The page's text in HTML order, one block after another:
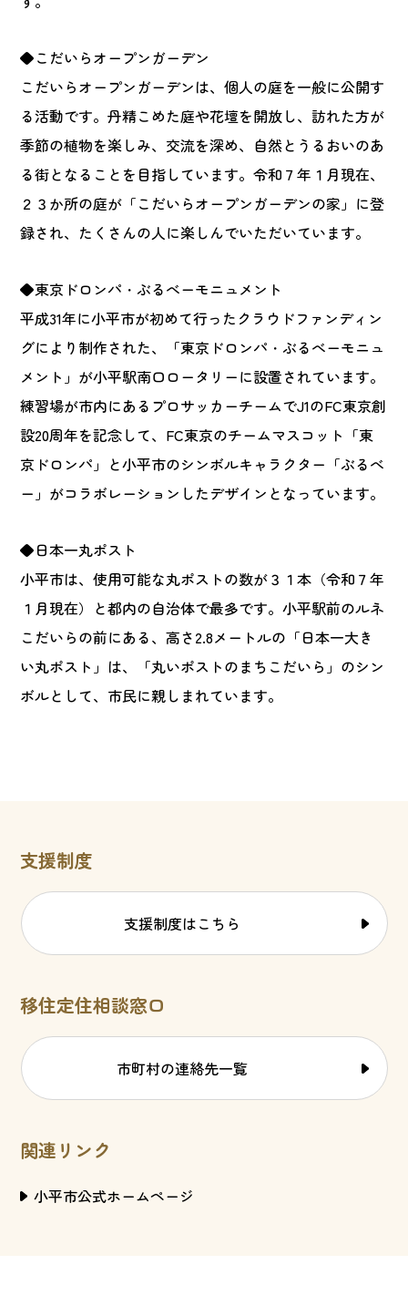
◆こだいらオープンガーデン
こだいらオープンガーデンは、個人の庭を一般に公開す
る活動です。丹精こめた庭や花壇を開放し、訪れた方が
季節の植物を楽しみ、交流を深め、自然とうるおいのあ
る街となることを目指しています。令和７年１月現在、
２３か所の庭が「こだいらオープンガーデンの家」に登
録され、たくさんの人に楽しんでいただいています。
◆東京ドロンパ・ぶるべーモニュメント
平成31年に小平市が初めて行ったクラウドファンディン
グにより制作された、「東京ドロンパ・ぶるべーモニュ
メント」が小平駅南口ロータリーに設置されています。
練習場が市内にあるプロサッカーチームでJ1のFC東京創
設20周年を記念して、FC東京のチームマスコット「東
京ドロンパ」と小平市のシンボルキャラクター「ぶるべ
ー」がコラボレーションしたデザインとなっています。
◆日本一丸ポスト
小平市は、使用可能な丸ポストの数が３１本（令和７年
１月現在）と都内の自治体で最多です。小平駅前のルネ
こだいらの前にある、高さ2.8メートルの「日本一大き
い丸ポスト」は、「丸いポストのまちこだいら」のシン
ボルとして、市民に親しまれています。
支援制度
支援制度はこちら
移住定住相談窓口
市町村の連絡先一覧
関連リンク
小平市公式ホームページ